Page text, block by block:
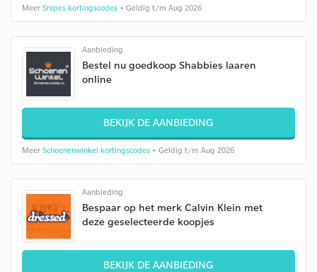
Meer Snipes kortingscodes • Geldig t/m Aug 2026
Aanbieding
Bestel nu goedkoop Shabbies laaren
online
BEKIJK DE AANBIEDING
Meer Schoenenwinkel kortingscodes • Geldig t/m Aug 2026
Aanbieding
Bespaar op het merk Calvin Klein met
deze geselecteerde koopjes
BEKIJK DE AANBIEDING